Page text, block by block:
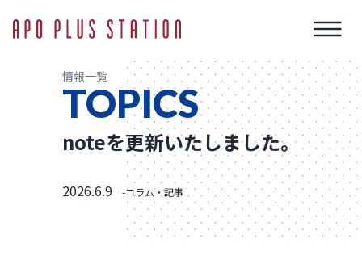
情報一覧
TOPICS
noteを更新いたしました。
2026.6.9 -コラム・記事